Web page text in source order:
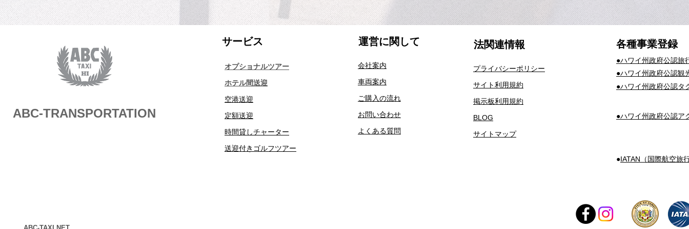
ABC-TRANSPORTATION
サービス​
オプショナルツアー
ホテル間送迎
空港送迎
​定額送迎
​時間貸しチャーター
​送迎付きゴルフツアー
運営に関して
会社案内
車両案内
ご購入の流れ
​お問い合わせ
​よくある質問
法関連情報
プライバシーポリシー
サイト利用規約
掲示板利用規約
BLOG
サイトマップ
​各種事業登録
​●ハワイ州政府公認旅
​●ハワイ州政府公認観
​●ハワイ州政府公認タ
​●ハワイ州政府公認ア
​●IATAN（国際航空旅